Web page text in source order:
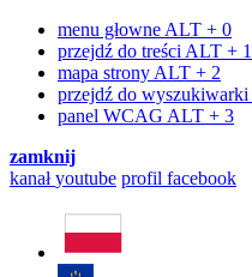
menu głowne ALT + 0
przejdź do treści ALT + 1
mapa strony ALT + 2
przejdź do wyszukiwarki
panel WCAG ALT + 3
zamknij
kanałyoutube profil facebook